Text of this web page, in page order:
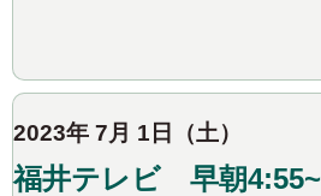
2023年 7月 1日（土）
福井テレビ 早朝